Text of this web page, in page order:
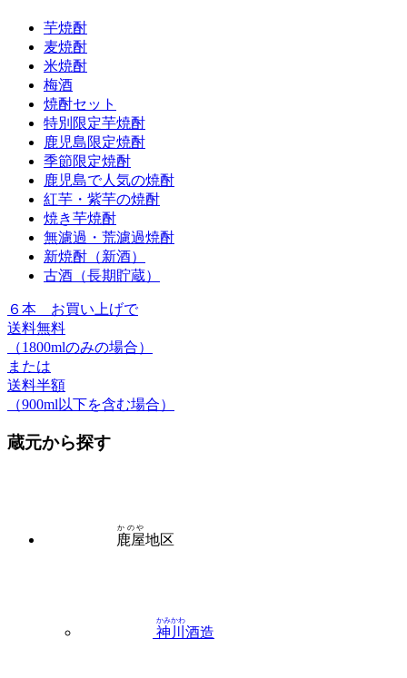
芋焼酎
麦焼酎
米焼酎
梅酒
焼酎セット
特別限定芋焼酎
鹿児島限定焼酎
季節限定焼酎
鹿児島で人気の焼酎
紅芋・紫芋の焼酎
焼き芋焼酎
無濾過・荒濾過焼酎
新焼酎（新酒）
古酒（長期貯蔵）
６本 お買い上げで
送料無料
（1800mlのみの場合）
または
送料半額
（900ml以下を含む場合）
蔵元から探す
鹿屋
かのや
地区
神川
かみかわ
酒造